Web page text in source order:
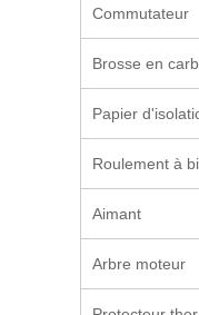
Commutateur
Brosse en
Papier
Roulement à
Aimant
Arbre moteur